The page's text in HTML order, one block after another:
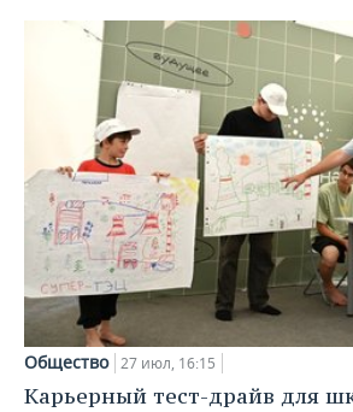
Общество 27 июл, 16:15
Карьерный тест-драйв для